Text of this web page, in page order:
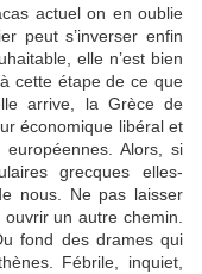
actuel on en oublie
peut s’inverser enfin
elle n’est bien
cette étape de ce que
arrive, la Grèce de
économique libéral et
Alors, si
grecques elles-
nous. Ne pas laisser
un autre chemin.
fond des drames qui
Fébrile, inquiet,